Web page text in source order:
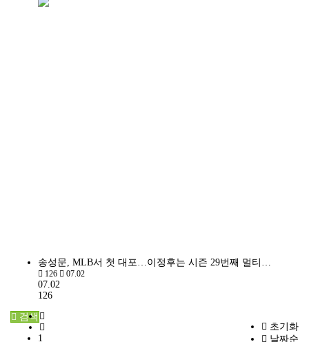
송성문, MLB서 첫 대포…이정후는 시즌 29번째 멀티…
126 07.02
07.02
126
초기화
날짜순
검색
1